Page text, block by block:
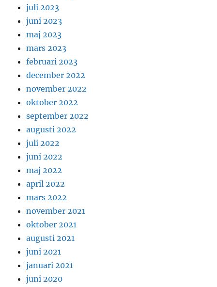
juli 2023
juni 2023
maj 2023
mars 2023
februari 2023
december 2022
november 2022
oktober 2022
september 2022
augusti 2022
juli 2022
juni 2022
maj 2022
april 2022
mars 2022
november 2021
oktober 2021
augusti 2021
juni 2021
januari 2021
juni 2020